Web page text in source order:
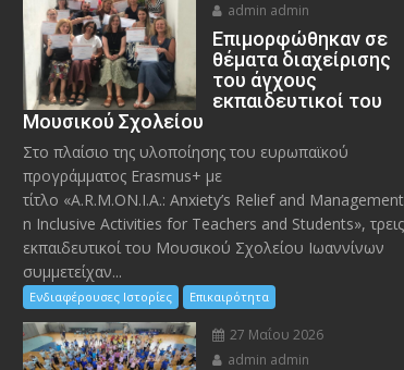
admin admin
Eπιμορφώθηκαν σε
θέματα διαχείρισης
του άγχους
εκπαιδευτικοί του
Μουσικού Σχολείου
Στο πλαίσιο της υλοποίησης του ευρωπαϊκού
προγράμματος Erasmus+ με
τίτλο «A.R.M.ON.I.A.: Anxiety’s Relief and
n Inclusive Activities for Teachers and Students», τρεις
εκπαιδευτικοί του Μουσικού Σχολείου Ιωαννίνων
συμμετείχαν...
Ενδιαφέρουσες Ιστορίες Επικαιρότητα
27 Μαΐου 2026
admin admin